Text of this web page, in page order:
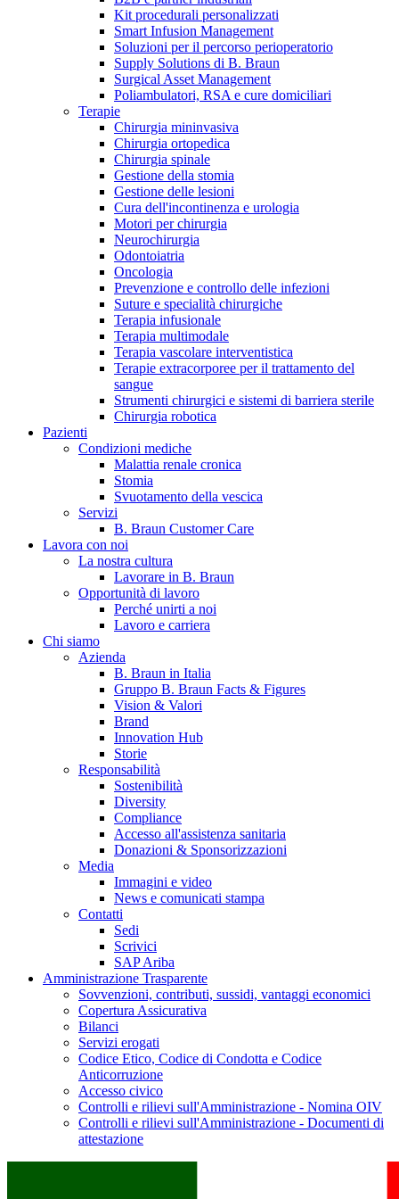
Catalogo prodotti
Trova il prodotto che stai cercando. Visita il catalogo B.
Braun con il nostro portfolio completo.
Hai domande o richieste? Scrivici per entrare subito in
contatto con un nostro referente.
B. Braun in Italia
Scopri chi siamo ed entra nel mondo di B. Braun in Italia: 4
sedi, 4 aziende, più di 700 dipendenti e un Centro di
Eccellenza a livello globale.
Kit procedurali personalizzati
Smart Infusion Management
Soluzioni per il percorso perioperatorio
Supply Solutions di B. Braun
Surgical Asset Management
Poliambulatori, RSA e cure domiciliari
Terapie
Chirurgia mininvasiva
Chirurgia ortopedica
Chirurgia spinale
Gestione della stomia
Gestione delle lesioni
Cura dell'incontinenza e urologia
Motori per chirurgia
Neurochirurgia
Odontoiatria
Oncologia
Prevenzione e controllo delle infezioni
Suture e specialità chirurgiche
Terapia infusionale
Terapia multimodale
Terapia vascolare interventistica
Terapie extracorporee per il trattamento del
sangue
Strumenti chirurgici e sistemi di barriera sterile
Chirurgia robotica
Pazienti
Condizioni mediche
Malattia renale cronica
Stomia
Svuotamento della vescica
Servizi
B. Braun Customer Care
Lavora con noi
La nostra cultura
Lavorare in B. Braun
Opportunità di lavoro
Perché unirti a noi
Lavoro e carriera
Chi siamo
Azienda
B. Braun in Italia
Gruppo B. Braun Facts & Figures
Vision & Valori
Brand
Innovation Hub
Storie
Responsabilità
Sostenibilità
Diversity
Compliance
Accesso all'assistenza sanitaria
Donazioni & Sponsorizzazioni
Media
Immagini e video
News e comunicati stampa
Contatti
Sedi
Scrivici
SAP Ariba
Amministrazione Trasparente
Sovvenzioni, contributi, sussidi, vantaggi economici
Copertura Assicurativa
Bilanci
Servizi erogati
Codice Etico, Codice di Condotta e Codice
Anticorruzione
Accesso civico
Controlli e rilievi sull'Amministrazione - Nomina OIV
Controlli e rilievi sull'Amministrazione - Documenti di
attestazione